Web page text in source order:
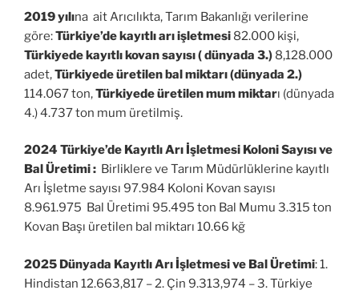
2019 yılına ait Arıcılıkta, Tarım Bakanlığı verilerine
göre:Türkiye’de kayıtlı arı işletmesi 82.000 kişi,
Türkiyede kayıtlı kovan sayısı ( dünyada 3.) 8,128.000
adet,Türkiyede üretilen bal miktarı (dünyada 2.)
114.067 ton,Türkiyede üretilen mum miktarı (dünyada
4.) 4.737 ton mum üretilmiş.
2024 Türkiye’de Kayıtlı Arı İşletmesi Koloni Sayısı ve
Bal Üretimi : Birliklere ve Tarım Müdürlüklerine kayıtlı
Arı İşletme sayısı 97.984 Koloni Kovan sayısı
8.961.975 Bal Üretimi 95.495 ton Bal Mumu 3.315 ton
Kovan Başı üretilen bal miktarı 10.66 kğ
2025 Dünyada Kayıtlı Arı İşletmesi ve Bal Üretimi: 1.
Hindistan 12.663,817 – 2. Çin 9.313,974 – 3. Türkiye